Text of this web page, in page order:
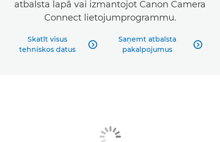
atbalsta lapā vai izmantojot Canon Camera
Connect lietojumprogrammu.
Skatīt visus
tehniskos datus

Saņemt atbalsta
pakalpojumus
